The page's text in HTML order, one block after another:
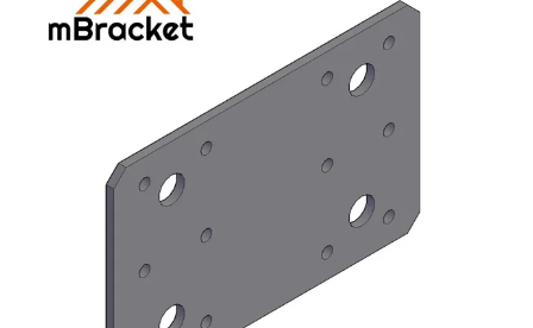
我的询价